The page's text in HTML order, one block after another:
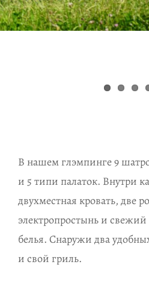
В нашем глэмпинге 9
и 5 типи палаток. Внутри
двухместная кровать, две
электропростынь и свежий
белья. Снаружи два
и свой гриль.